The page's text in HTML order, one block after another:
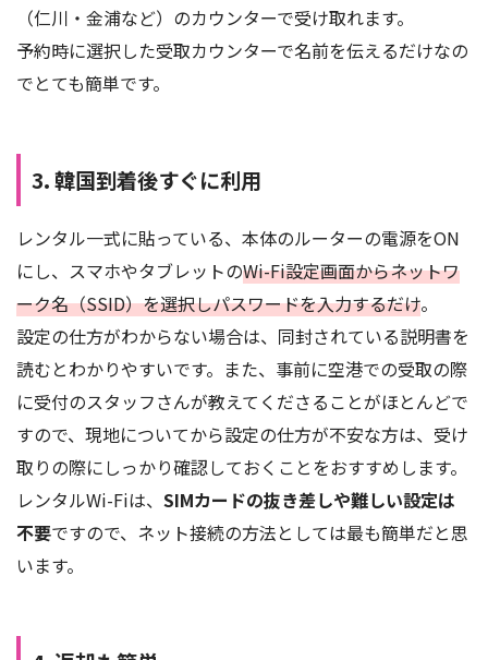
（仁川・金浦など）のカウンターで受け取れます。
予約時に選択した受取カウンターで名前を伝えるだけなの
でとても簡単です。
3. 韓国到着後すぐに利用
レンタル一式に貼っている、本体のルーターの電源をON
にし、スマホやタブレットのWi-Fi設定画面からネットワ
ーク名（SSID）を選択しパスワードを入力するだけ。
設定の仕方がわからない場合は、同封されている説明書を
読むとわかりやすいです。また、事前に空港での受取の際
に受付のスタッフさんが教えてくださることがほとんどで
すので、現地についてから設定の仕方が不安な方は、受け
取りの際にしっかり確認しておくことをおすすめします。
レンタルWi-Fiは、 SIMカードの抜き差しや難しい設定は
不要ですので、ネット接続の方法としては最も簡単だと思
います。